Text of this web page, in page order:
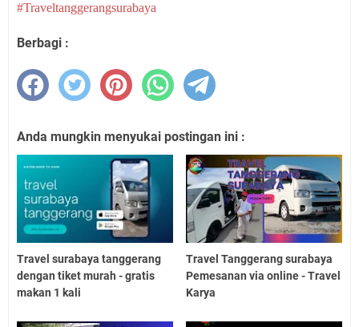
#Traveltanggerangsurabaya
Berbagi :
Anda mungkin menyukai postingan ini :
Travel surabaya tanggerang
dengan tiket murah - gratis
makan 1 kali
Travel Tanggerang surabaya
Pemesanan via online - Travel
Karya